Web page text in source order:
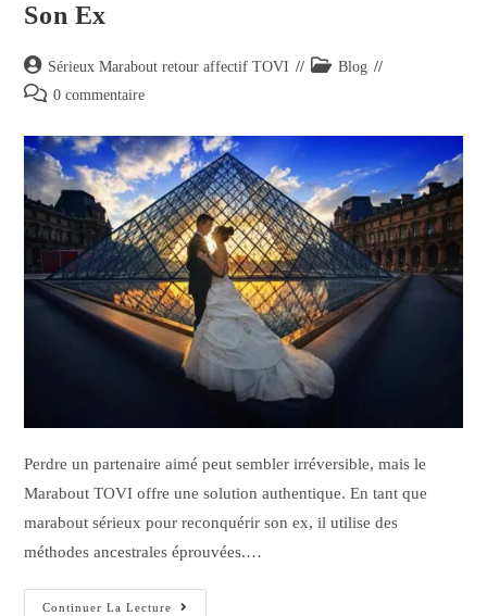
Son Ex
Sérieux Marabout retour affectif TOVI
Blog
0 commentaire
Perdre un partenaire aimé peut sembler irréversible, mais le
Marabout TOVI offre une solution authentique. En tant que
marabout sérieux pour reconquérir son ex, il utilise des
méthodes ancestrales éprouvées.…
Continuer La Lecture